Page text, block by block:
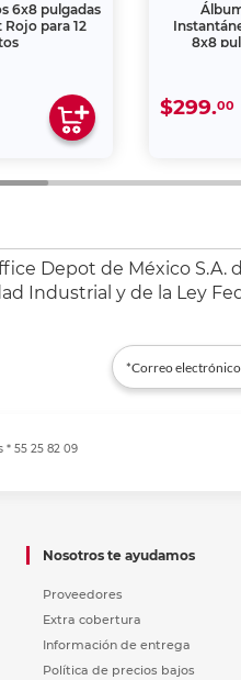
6x8 pulgadas
para 12
8x8
$299.00
Depot de México S.A.
Industrial y de la Ley
* 55 25 82 09
Nosotros te ayudamos
Proveedores
Extra cobertura
Información de entrega
Política de precios bajos